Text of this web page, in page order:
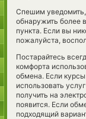
Спешим
обнаружить более
пункта. Если вы
пожалуйста,
Постарайтесь
комфорта
обмена. Если
использовать
получить на
появится. Если
подходящий